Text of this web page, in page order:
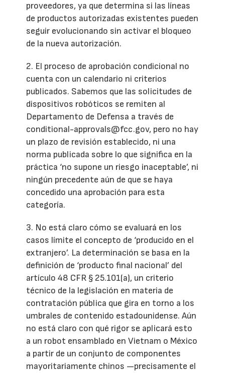
proveedores, ya que determina si las líneas
de productos autorizadas existentes pueden
seguir evolucionando sin activar el bloqueo
de la nueva autorización.
2. El proceso de aprobación condicional no
cuenta con un calendario ni criterios
publicados. Sabemos que las solicitudes de
dispositivos robóticos se remiten al
Departamento de Defensa a través de
conditional-approvals@fcc.gov, pero no hay
un plazo de revisión establecido, ni una
norma publicada sobre lo que significa en la
práctica ‘no supone un riesgo inaceptable’, ni
ningún precedente aún de que se haya
concedido una aprobación para esta
categoría.
3. No está claro cómo se evaluará en los
casos límite el concepto de ‘producido en el
extranjero’. La determinación se basa en la
definición de ‘producto final nacional’ del
artículo 48 CFR § 25.101(a), un criterio
técnico de la legislación en materia de
contratación pública que gira en torno a los
umbrales de contenido estadounidense. Aún
no está claro con qué rigor se aplicará esto
a un robot ensamblado en Vietnam o México
a partir de un conjunto de componentes
mayoritariamente chinos —precisamente el